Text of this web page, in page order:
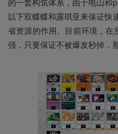
的一套构筑体系，由于电山和
以下双蝶蝶和露琪亚来保证快
省资源的作用。目前环境，
强，只要保证不被爆发秒掉，